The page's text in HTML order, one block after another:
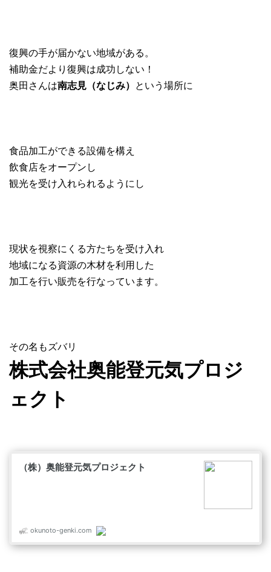
復興の手が届かない地域がある。
補助金だより復興は成功しない！
奥田さんは南志見（なじみ） という場所に
食品加工ができる設備を構え
飲食店をオープンし
観光を受け入れられるようにし
現状を視察にくる方たちを受け入れ
地域になる資源の木材を利用した
加工を行い販売を行なっています。
その名もズバリ
株式会社奥能登元気プロジ
ェクト